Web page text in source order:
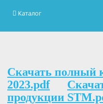
Каталог
Скачать полный
2023.pdf
продукции